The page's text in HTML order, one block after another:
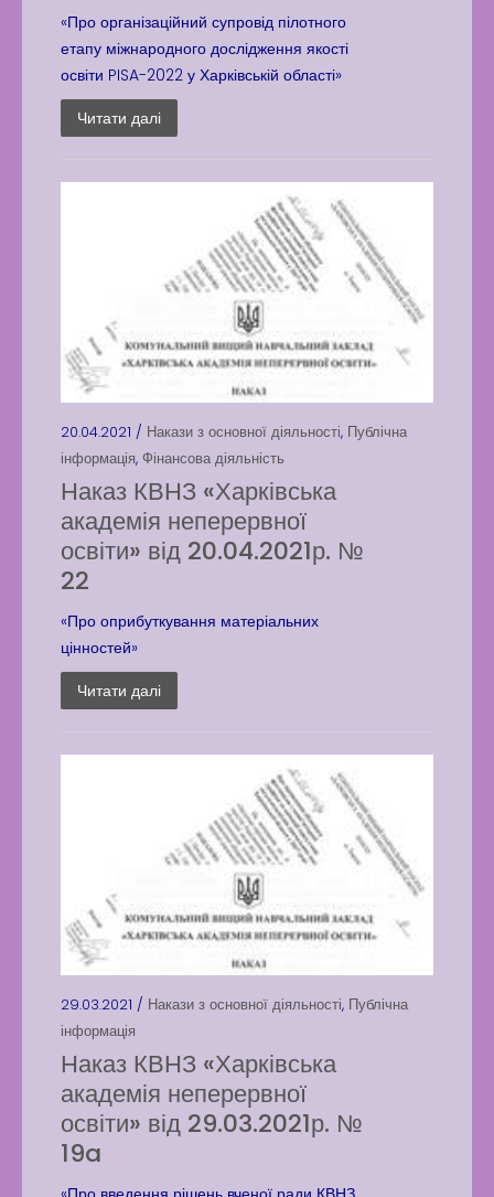
«Про організаційний супровід пілотного
етапу міжнародного дослідження якості
освіти PISA-2022 у Харківській області»
Читати далі
20.04.2021 / Накази з основної діяльності, Публічна
інформація, Фінансова діяльність
Наказ КВНЗ «Харківська
академія неперервної
освіти» від 20.04.2021р. №
22
«Про оприбуткування матеріальних
цінностей»
Читати далі
29.03.2021 / Накази з основної діяльності, Публічна
інформація
Наказ КВНЗ «Харківська
академія неперервної
освіти» від 29.03.2021р. №
19a